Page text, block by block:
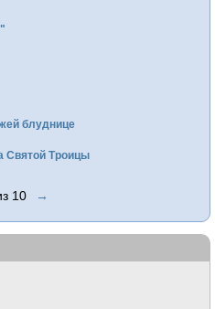
блуднице
Святой Троицы
10 →